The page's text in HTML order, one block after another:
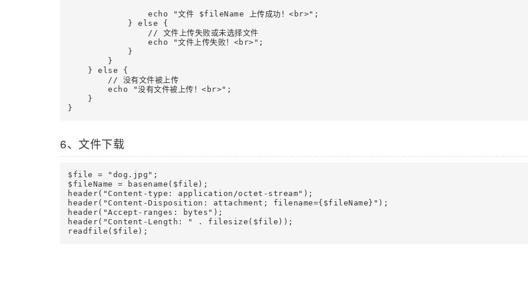
                echo "文件 $fileName 上传成功！<br>";
            } else {
                // 文件上传失败或未选择文件
                echo "文件上传失败！<br>";
            }
        }
    } else {
        // 没有文件被上传
        echo "没有文件被上传！<br>";
    }
6、文件下载
$file = "dog.jpg";
$fileName = basename($file);
header("Content-type: application/octet-stream");
header("Content-Disposition: attachment; filename={$fileName}");
header("Accept-ranges: bytes");
header("Content-Length: " . filesize($file));